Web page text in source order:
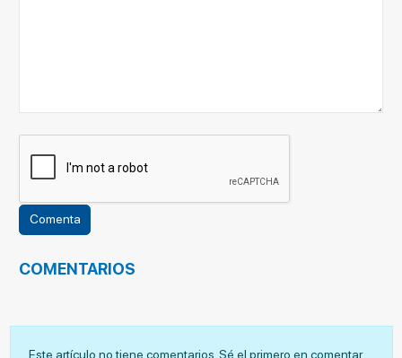
COMENTARIOS
Este artículo no tiene comentarios. Sé el primero en comentar